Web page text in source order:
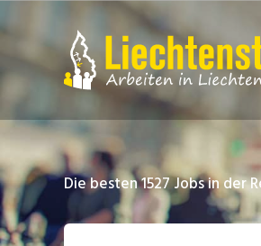
Die besten 1527 Jobs in der